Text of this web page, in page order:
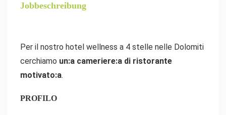
Jobbeschreibung
Per il nostro hotel wellness a 4 stelle nelle Dolomiti
cerchiamo un:a cameriere:a di ristorante
motivato:a.
PROFILO